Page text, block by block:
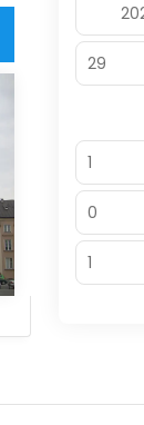
29
1
0
1